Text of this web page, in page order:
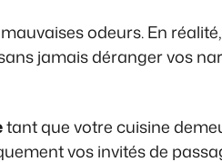
odeurs. En
jamais déranger vos
tant que votre cuisine
vos invités de